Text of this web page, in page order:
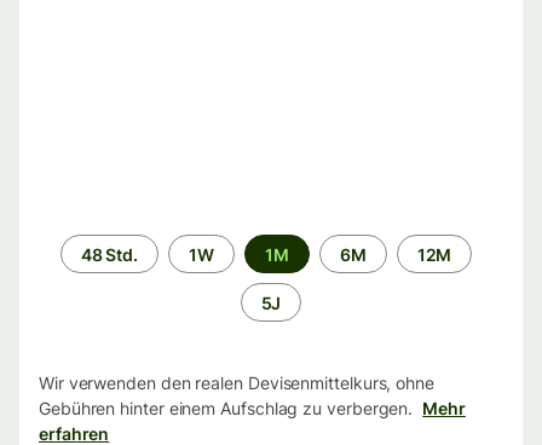
Zeitraum
48 Std. 1W 1M 6M 12M
5J
Wir verwenden den realen Devisenmittelkurs, ohne
Gebühren hinter einem Aufschlag zu verbergen. Mehr
erfahren